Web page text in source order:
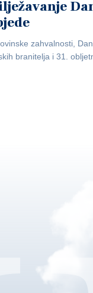
zahvalnosti,
branitelja i 31.